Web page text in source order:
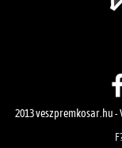
2013 veszpremkosar.hu